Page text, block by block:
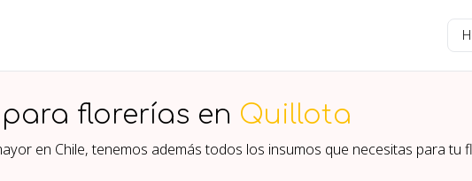
florerías en Quillota
en Chile, tenemos además todos los insumos que necesitas para tu